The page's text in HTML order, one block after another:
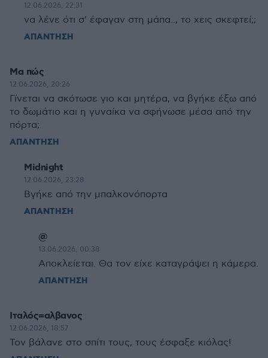
12.06.2026, 22:31
να λένε ότι σ' έφαγαν στη μάπα.., το χεις σκεφτεί;;
ΑΠΑΝΤΗΣΗ
Μα πώς
12.06.2026, 20:26
Γίνεται να σκότωσε γιο και μητέρα, να βγήκε έξω από
το δωμάτιο και η γυναίκα να σφήνωσε μέσα από την
πόρτα;
ΑΠΑΝΤΗΣΗ
Midnight
12.06.2026, 23:28
Βγήκε από την μπαλκονόπορτα
ΑΠΑΝΤΗΣΗ
@
13.06.2026, 00:38
Αποκλείεται. Θα τον είχε καταγράψει η κάμερα.
ΑΠΑΝΤΗΣΗ
Ιταλός=αλβανος
12.06.2026, 18:57
Τον βάλανε στο σπίτι τους, τους έσφαξε κιόλας!